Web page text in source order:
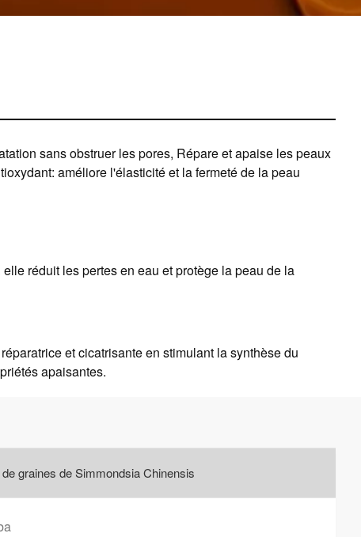
sans obstruer les pores, Répare et apaise les peaux
améliore l'élasticité et la fermeté de la peau
réduit les pertes en eau et protège la peau de la
et cicatrisante en stimulant la synthèse du
apaisantes.
de graines de Simmondsia Chinensis